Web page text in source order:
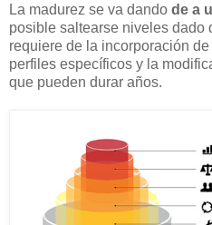
La madurez se va dando de a
posible saltearse niveles dado
requiere de la incorporación
perfiles específicos y la
que pueden durar años.